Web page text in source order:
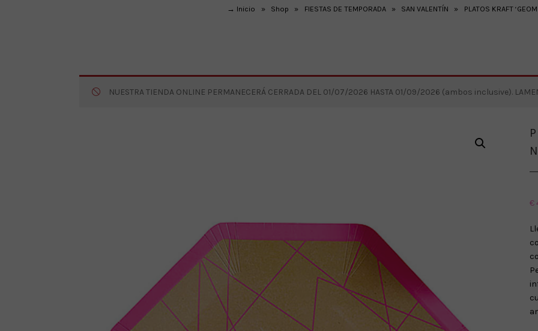
→ Inicio » Shop » FIESTAS DE TEMPORADA » SAN VALENTÍN » PLATOS KRAFT
NUESTRA TIENDA ONLINE PERMANECERÁ CERRADA DEL 01/07/2026 HASTA 01/09/2026 (ambos inclusive).
€